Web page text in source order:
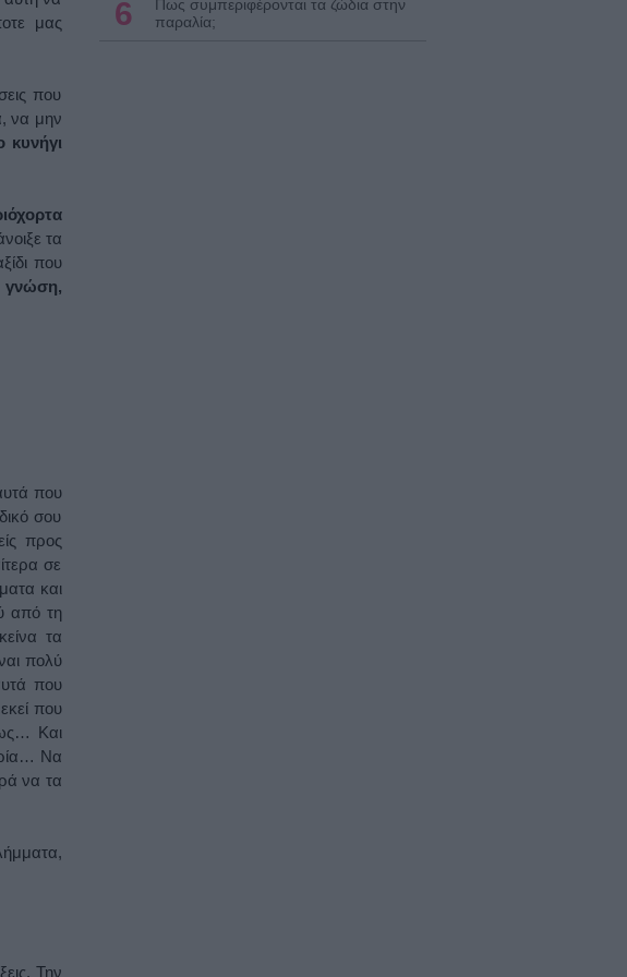
μας
που
να μην
κυνήγι
τα
που
γνώση,
που
σου
προς
σε
και
από τη
τα
πολύ
που
που
Και
Να
να τα
Την
6
Πως συμπεριφέρονται τα ζώδια στην
παραλία;